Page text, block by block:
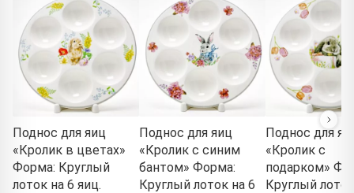
Поднос для яиц
«Кролик в цветах»
Форма: Круглый
лоток на 6 яиц.
Поднос для яиц
«Кролик с синим
бантом» Форма:
Круглый лоток на 6
Поднос для
«Кролик с
подарком»
Круглый